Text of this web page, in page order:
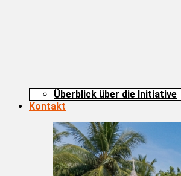
Überblick über die Initiative
Kontakt